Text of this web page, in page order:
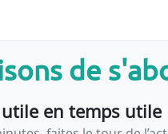
devenue inspectrice
de
utile en temps utile